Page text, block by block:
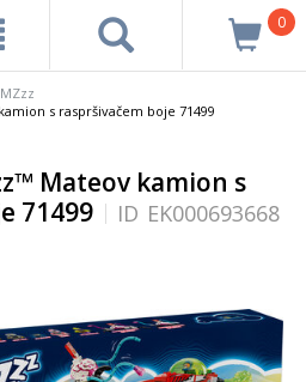
0
s raspršivačem boje 71499
Mateov kamion s
71499
ID EK000693668